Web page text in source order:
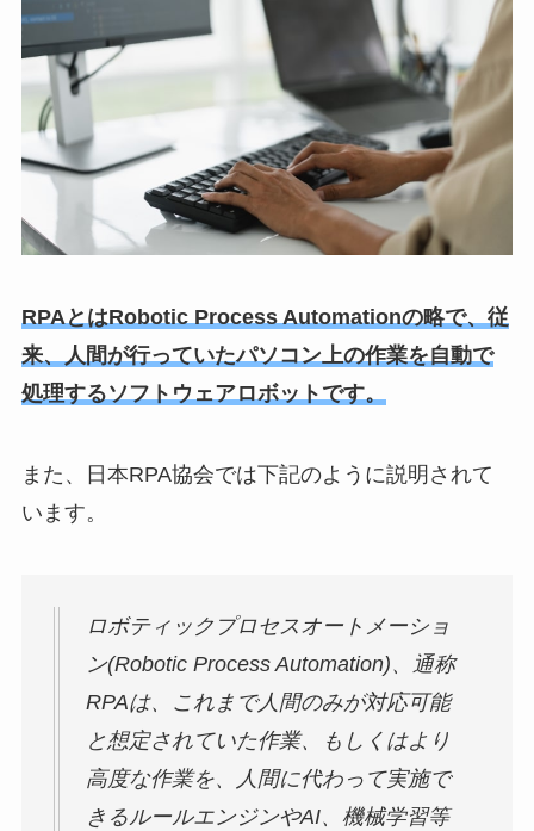
RPAとはRobotic Process Automationの略で、従
来、人間が行っていたパソコン上の作業を自動で
処理するソフトウェアロボットです。
また、日本RPA協会では下記のように説明されて
います。
ロボティックプロセスオートメーショ
ン(Robotic Process Automation)、通称
RPAは、これまで人間のみが対応可能
と想定されていた作業、もしくはより
高度な作業を、人間に代わって実施で
きるルールエンジンやAI、機械学習等